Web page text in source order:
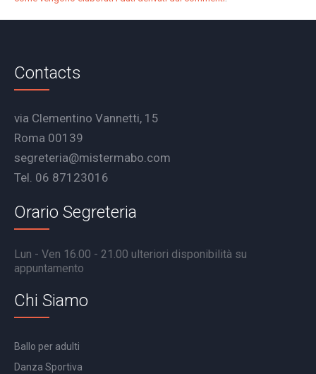
Contacts
via Clementino Vannetti, 15
Roma 00139
segreteria@mistermabo.com
Tel. 06 87123016
Orario Segreteria
Lun - Ven 16.00 - 21.00 ulteriori disponibilità su
appuntamento
Chi Siamo
Ballo per adulti
Danza Sportiva